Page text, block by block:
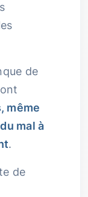
de
même
mal à
.
de